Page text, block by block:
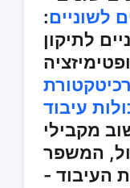
לשוניים:
לתיקון
עיבוד
מקבילי
המשפר
העיבוד -